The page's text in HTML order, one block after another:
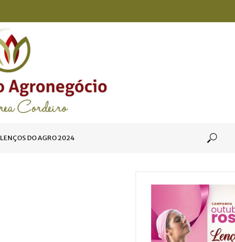
LENÇOS DO AGRO 2024